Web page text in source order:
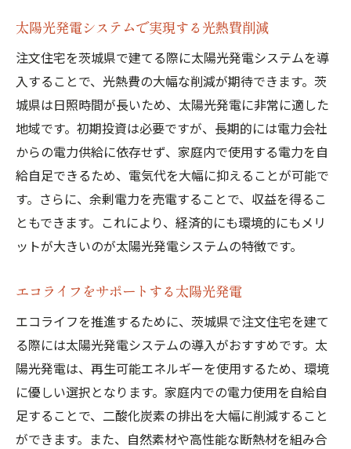
金融機関のローンやリースの利用方法
注文住宅の資産価値向上
エコフレンドリーな茨城県の注文住宅は太陽光
発電システムが鍵
省エネ住宅を実現するためのポイント
太陽光発電の環境へのインパクト
エコライフを支える太陽光発電
注文住宅デザインとエコの両立
環境意識の高い生活のメリット
茨城県で注文住宅を検討中なら知っておきたい
太陽光発電システムの魅力
注文住宅に最適な太陽光発電の特徴
日照時間を活用したエネルギー自給
生活の質を向上させるための工夫
エコフレンドリーな生活の実現方法
太陽光発電システムで実現する光熱費削減
注文住宅を茨城県で建てる際に太陽光発電システムを導
入することで、光熱費の大幅な削減が期待できます。茨
城県は日照時間が長いため、太陽光発電に非常に適した
地域です。初期投資は必要ですが、長期的には電力会社
からの電力供給に依存せず、家庭内で使用する電力を自
給自足できるため、電気代を大幅に抑えることが可能で
す。さらに、余剰電力を売電することで、収益を得るこ
ともできます。これにより、経済的にも環境的にもメリ
ットが大きいのが太陽光発電システムの特徴です。
エコライフをサポートする太陽光発電
エコライフを推進するために、茨城県で注文住宅を建て
る際には太陽光発電システムの導入がおすすめです。太
陽光発電は、再生可能エネルギーを使用するため、環境
に優しい選択となります。家庭内での電力使用を自給自
足することで、二酸化炭素の排出を大幅に削減すること
ができます。また、自然素材や高性能な断熱材を組み合